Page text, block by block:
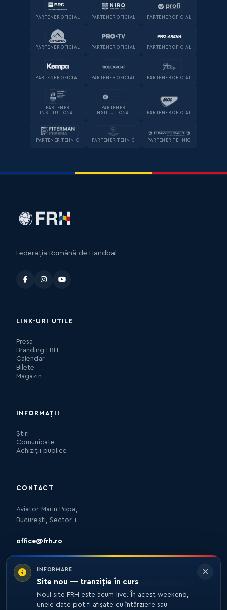
PARTENER OFICIAL PARTENER OFICIAL PARTENER OFICIAL
PARTENER OFICIAL PARTENER OFICIAL PARTENER OFICIAL
PARTENER OFICIAL PARTENER OFICIAL PARTENER OFICIAL
PARTENER
INSTITUȚIONAL
PARTENER
INSTITUȚIONAL
PARTENER OFICIAL
PARTENER TEHNIC PARTENER TEHNIC PARTENER TEHNIC
INFORMARE
Site nou — tranziție în curs
Noul site FRH este acum live. În acest weekend,
unele date pot fi afișate cu întârziere sau
Federația Română de Handbal
LINK-URI UTILE
Presa
Branding FRH
Calendar
Bilete
Magazin
INFORMAȚII
Știri
Comunicate
Achiziții publice
CONTACT
Aviator Marin Popa,
București, Sector 1
office@frh.ro
Protecția datelorPolitica de confidențialitate
Nota de informare